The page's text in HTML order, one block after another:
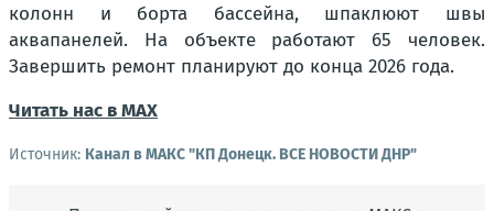
колонн и борта бассейна, шпаклюют швы
аквапанелей. На объекте работают 65 человек.
Завершить ремонт планируют до конца 2026 года.
Читать нас в МАХ
Источник: Канал в МАКС "КП Донeцк. ВСЕ НОВОСТИ ДНР"